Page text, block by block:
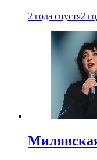
2 года спустя2